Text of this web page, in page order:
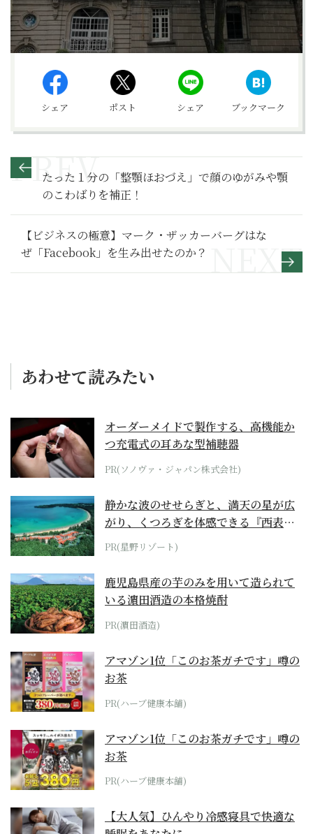
シェア ポスト シェア ブックマーク
たった１分の「整顎ほおづえ」で顔のゆがみや顎
のこわばりを補正！
【ビジネスの極意】マーク・ザッカーバーグはな
ぜ「Facebook」を生み出せたのか？
あわせて読みたい
オーダーメイドで製作する、高機能か
つ充電式の耳あな型補聴器
PR(ソノヴァ・ジャパン株式会社)
静かな波のせせらぎと、満天の星が広
がり、くつろぎを体感できる『西表島
ホテル by...
PR(星野リゾート)
鹿児島県産の芋のみを用いて造られて
いる濵田酒造の本格焼酎
PR(濵田酒造)
アマゾン1位「このお茶ガチです」噂の
お茶
PR(ハーブ健康本舗)
アマゾン1位「このお茶ガチです」噂の
お茶
PR(ハーブ健康本舗)
【大人気】ひんやり冷感寝具で快適な